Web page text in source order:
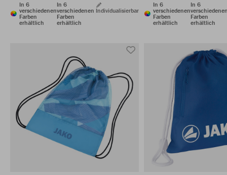
In 6
verschiedenen
Farben
erhältlich
In 6
verschiedenen
Farben
erhältlich
Individualisierbar
In 6
verschiedenen
Farben
erhältlich
In 6
Farben
erhältlich